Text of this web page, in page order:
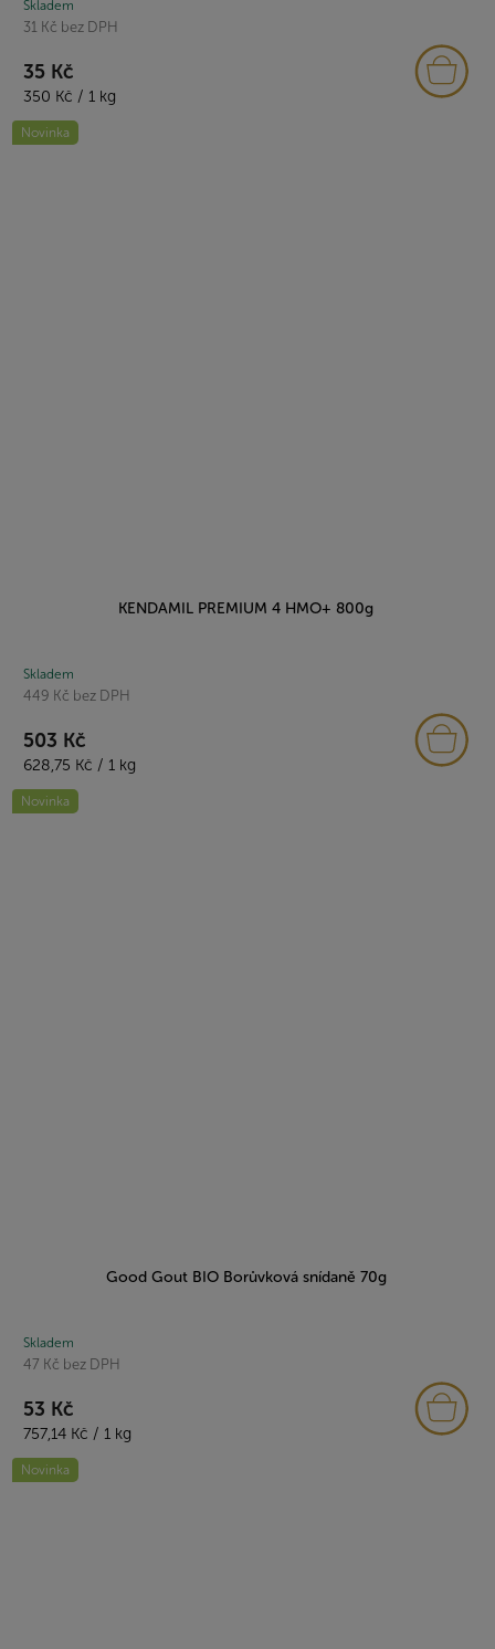
Skladem
31 Kč bez DPH
35 Kč
Měrná
cena:
350 Kč / 1 kg
Novinka
KENDAMIL PREMIUM 4 HMO+ 800g
Skladem
449 Kč bez DPH
503 Kč
Měrná
cena:
628,75 Kč / 1 kg
Novinka
Good Gout BIO Borůvková snídaně 70g
Skladem
47 Kč bez DPH
53 Kč
Měrná
cena:
757,14 Kč / 1 kg
Novinka